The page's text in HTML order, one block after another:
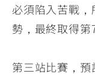
必須陷入苦戰
勢，最終取得第
第三站比賽，